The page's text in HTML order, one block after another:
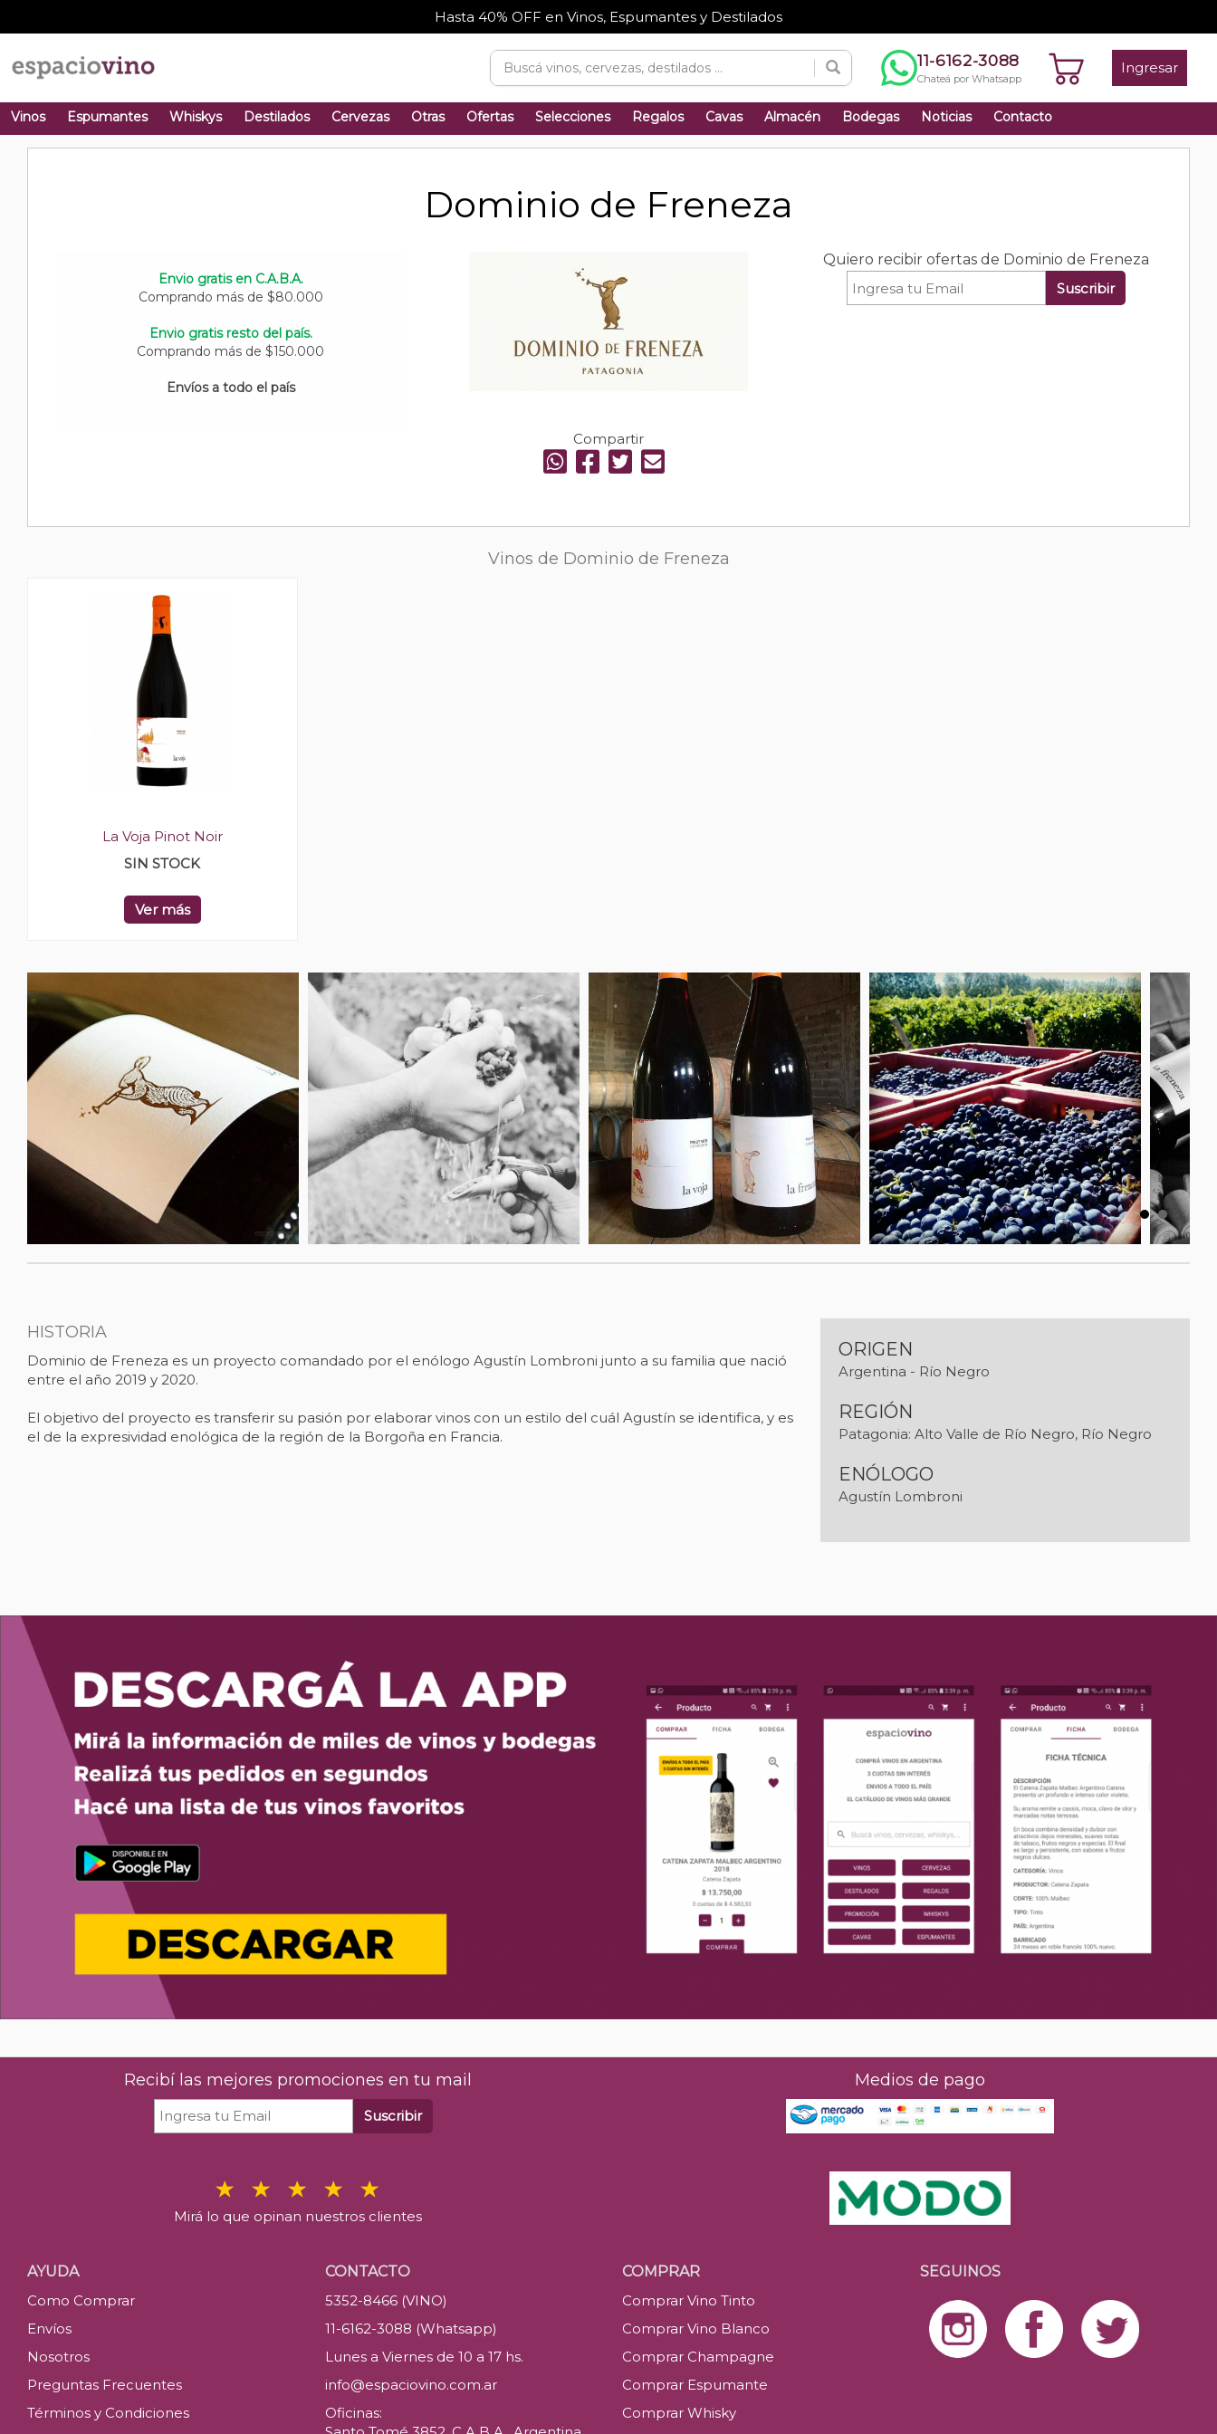
Hasta 40% OFF en Vinos, Espumantes y Destilados
11-6162-3088
Chateá por Whatsapp
Ingresar
Vinos Espumantes Whiskys Destilados Cervezas Otras Ofertas Selecciones Regalos Cavas Almacén Bodegas Noticias Contacto
Dominio de Freneza
Envio gratis en C.A.B.A.
Comprando más de $80.000
Envio gratis resto del país.
Comprando más de $150.000
Envíos a todo el país
Compartir
Quiero recibir ofertas de Dominio de Freneza
Suscribir
Vinos de Dominio de Freneza
La Voja Pinot Noir
SIN STOCK
Ver más
HISTORIA
Dominio de Freneza es un proyecto comandado por el enólogo Agustín Lombroni junto a su familia que nació
entre el año 2019 y 2020.
El objetivo del proyecto es transferir su pasión por elaborar vinos con un estilo del cuál Agustín se identifica, y es
el de la expresividad enológica de la región de la Borgoña en Francia.
ORIGEN
Argentina - Río Negro
REGIÓN
Patagonia: Alto Valle de Río Negro, Río Negro
ENÓLOGO
Agustín Lombroni
Recibí las mejores promociones en tu mail
Suscribir
Mirá lo que opinan nuestros clientes
Medios de pago
AYUDA
Como Comprar
Envíos
Nosotros
Preguntas Frecuentes
Términos y Condiciones
CONTACTO
5352-8466 (VINO)
11-6162-3088 (Whatsapp)
Lunes a Viernes de 10 a 17 hs.
info@espaciovino.com.ar
Oficinas:
COMPRAR
Comprar Vino Tinto
Comprar Vino Blanco
Comprar Champagne
Comprar Espumante
Comprar Whisky
SEGUINOS